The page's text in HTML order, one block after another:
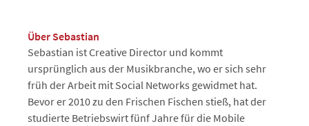
Über Sebastian
Sebastian ist Creative Director und kommt
ursprünglich aus der Musikbranche, wo er sich sehr
früh der Arbeit mit Social Networks gewidmet hat.
Bevor er 2010 zu den Frischen Fischen stieß, hat der
studierte Betriebswirt fünf Jahre für die Mobile